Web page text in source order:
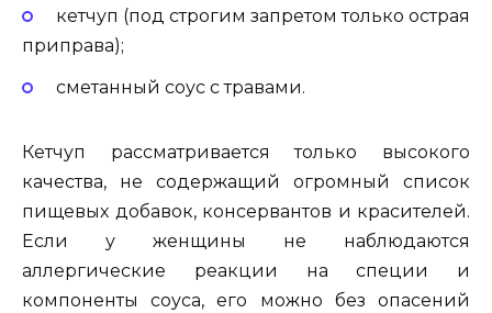
кетчуп (под строгим запретом только острая
приправа);
сметанный соус с травами.
Кетчуп рассматривается только высокого
качества, не содержащий огромный список
пищевых добавок, консервантов и красителей.
Если у женщины не наблюдаются
аллергические реакции на специи и
компоненты соуса, его можно без опасений